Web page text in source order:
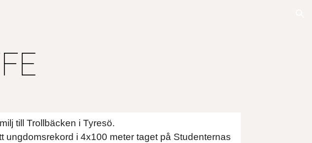
till Trollbäcken i Tyresö.
ungdomsrekord i 4x100 meter taget på Studenternas